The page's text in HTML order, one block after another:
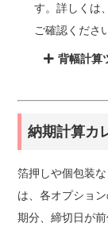
す。詳しくは
ご確認くださ
背幅計算
納期計算カ
箔押しや個包装
は、各オプショ
期分、締切日が前